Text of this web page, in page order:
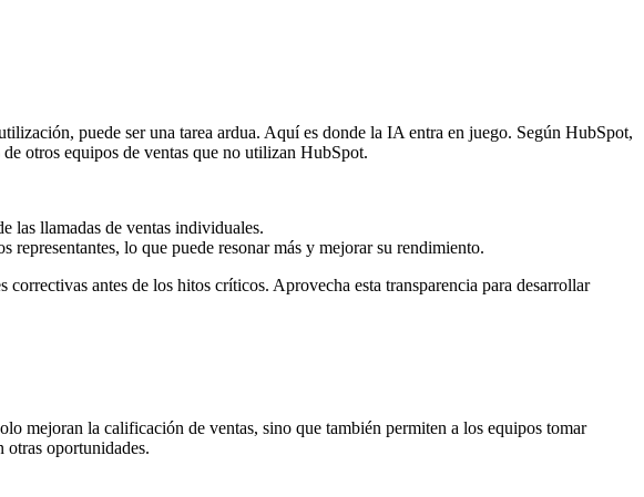
puede ser una tarea ardua. Aquí es donde la IA entra en juego. Según HubSpot,
otros equipos de ventas que no utilizan HubSpot.
las llamadas de ventas individuales.
lo que puede resonar más y mejorar su rendimiento.
antes de los hitos críticos. Aprovecha esta transparencia para desarrollar
mejoran la calificación de ventas, sino que también permiten a los equipos tomar
otras oportunidades.